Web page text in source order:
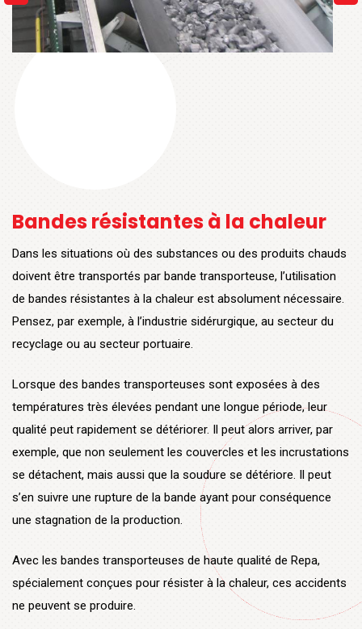
Bandes résistantes à la chaleur
Dans les situations où des substances ou des produits chauds
doivent être transportés par bande transporteuse, l’utilisation
de bandes résistantes à la chaleur est absolument nécessaire.
Pensez, par exemple, à l’industrie sidérurgique, au secteur du
recyclage ou au secteur portuaire.
Lorsque des bandes transporteuses sont exposées à des
températures très élevées pendant une longue période, leur
qualité peut rapidement se détériorer. Il peut alors arriver, par
exemple, que non seulement les couvercles et les incrustations
se détachent, mais aussi que la soudure se détériore. Il peut
s’en suivre une rupture de la bande ayant pour conséquence
une stagnation de la production.
Avec les bandes transporteuses de haute qualité de Repa,
spécialement conçues pour résister à la chaleur, ces accidents
ne peuvent se produire.